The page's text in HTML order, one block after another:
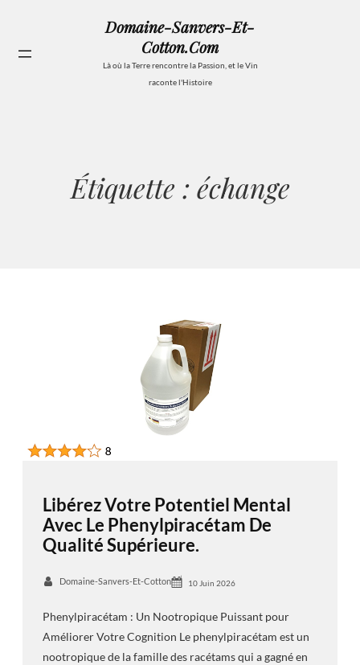
contenu
Domaine-Sanvers-Et-
Cotton.com
Là où la Terre rencontre la Passion, et le Vin
raconte l'Histoire
Étiquette : échange
Libérez Votre Potentiel Mental
Avec Le Phenylpiracétam De
Qualité Supérieure.
Domaine-Sanvers-Et-Cotton 10 Juin 2026
Phenylpiracétam : Un Nootropique Puissant pour
Améliorer Votre Cognition Le phenylpiracétam est un
nootropique de la famille des racétams qui a gagné en